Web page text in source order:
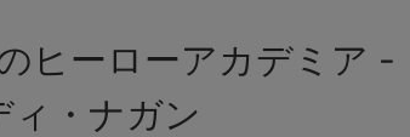
ヒーローアカデミア -
ィ・ナガン